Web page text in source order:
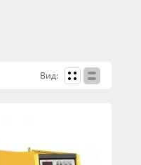
Вид: